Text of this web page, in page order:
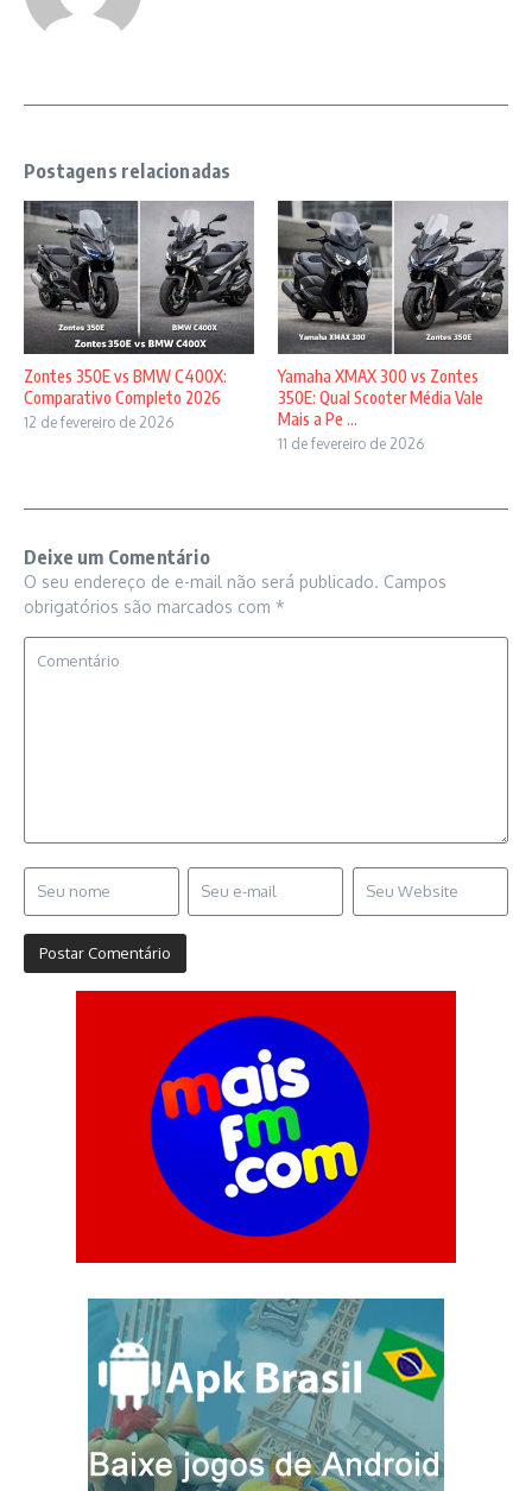
Postagens relacionadas
Zontes 350E vs BMW C400X:
Comparativo Completo 2026
12 de fevereiro de 2026
Yamaha XMAX 300 vs Zontes
350E: Qual Scooter Média Vale
Mais a Pe ...
11 de fevereiro de 2026
Deixe um Comentário
O seu endereço de e-mail não será publicado. Campos
obrigatórios são marcados com *